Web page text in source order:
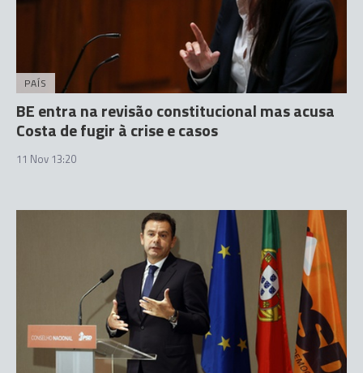
PAÍS
BE entra na revisão constitucional mas acusa
Costa de fugir à crise e casos
11 Nov 13:20